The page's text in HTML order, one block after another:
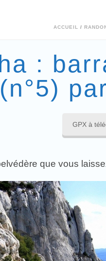
ACCUEIL /
:
(n°5)
GPX à
que vous